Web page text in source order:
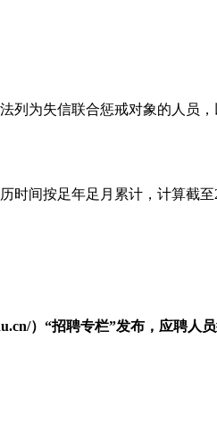
列为失信联合惩戒对象的人员
间按足年足月累计，计算截至
） “招聘专栏”发布，应聘人